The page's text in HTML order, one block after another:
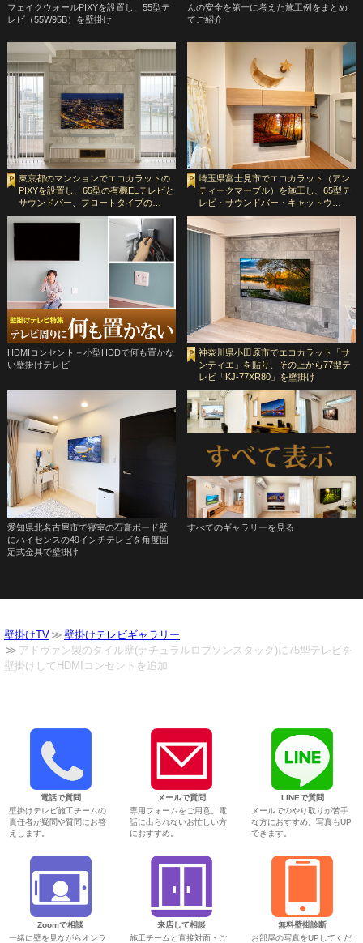
フェイクウォールPIXYを設置し、55型テ
レビ（55W95B）を壁掛け
んの安全を第一に考えた施工例をまとめ
てご紹介
東京都のマンションでエコカラットの
PIXYを設置し、65型の有機ELテレビと
サウンドバー、フロートタイプの…
埼玉県富士見市でエコカラット（アン
ティークマーブル）を施工し、65型テ
レビ・サウンドバー・キャットウ…
HDMIコンセント＋小型HDDで何も置かな
い壁掛けテレビ
神奈川県小田原市でエコカラット「サ
ンティエ」を貼り、その上から77型テ
レビ「KJ-77XR80」を壁掛け
愛知県北名古屋市で寝室の石膏ボード壁
にハイセンスの49インチテレビを角度固
定式金具で壁掛け
すべてのギャラリーを見る
壁掛けTV
壁掛けテレビギャラリー
アドヴァン製のタイル壁(ナチュラルロブソンスタック)に75型テレビを
壁掛けしてHDMIコンセントを追加
電話で質問
壁掛けテレビ施工チームの
責任者が疑問や質問にお答
えします。
メールで質問
専用フォームをご用意。電
話に出られないお忙しい方
におすすめ。
LINEで質問
メールでのやり取りが苦手
な方におすすめ。写真もUP
できます。
Zoomで相談
一緒に壁を見ながらオンラ
来店して相談
施工チームと直接対面・ご
無料壁掛診断
お部屋の写真をUPしてくだ